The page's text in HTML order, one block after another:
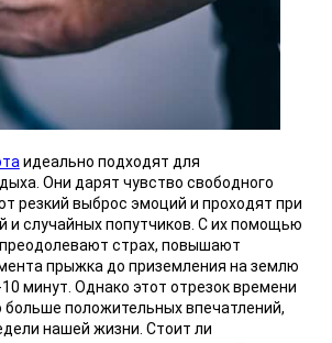
идеально подходят для
Они дарят чувство свободного
резкий выброс эмоций и проходят при
и случайных попутчиков. С их помощью
страх, повышают
прыжка до приземления на землю
минут. Однако этот отрезок времени
больше положительных впечатлений,
нашей жизни. Стоит ли